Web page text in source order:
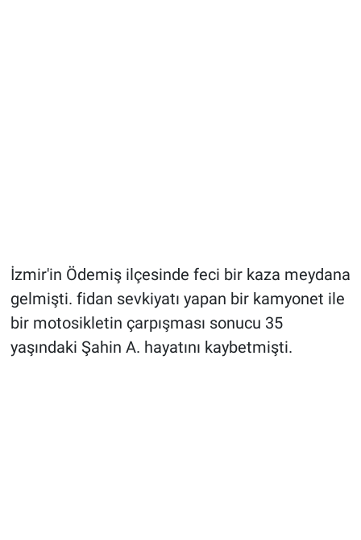
İzmir'in Ödemiş ilçesinde feci bir kaza meydana
gelmişti. fidan sevkiyatı yapan bir kamyonet ile
bir motosikletin çarpışması sonucu 35
yaşındaki Şahin A. hayatını kaybetmişti.